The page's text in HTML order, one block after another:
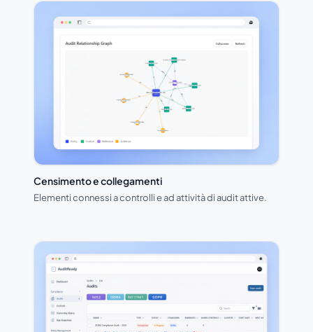
Censimento e collegamenti
Elementi connessi a controlli e ad attività di audit attive.